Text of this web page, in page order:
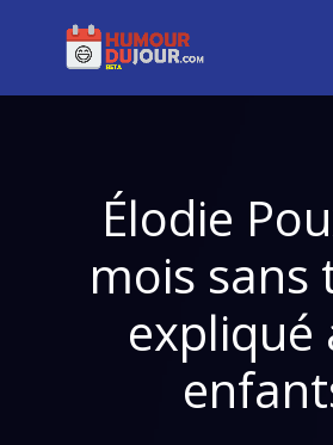
Élodie
mois sans
expliqué